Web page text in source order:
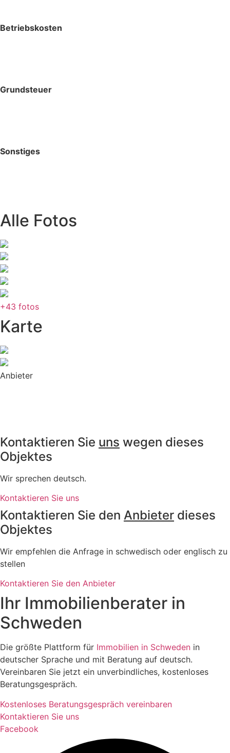
Betriebskosten
Grundsteuer
Sonstiges
Alle Fotos
+43 fotos
Karte
Anbieter
Kontaktieren Sie uns wegen dieses
Objektes
Wir sprechen deutsch.
Kontaktieren Sie uns
Kontaktieren Sie den Anbieter dieses
Objektes
Wir empfehlen die Anfrage in schwedisch oder englisch zu
stellen
Kontaktieren Sie den Anbieter
Ihr Immobilienberater in
Schweden
Die größte Plattform für Immobilien in Schweden in
deutscher Sprache und mit Beratung auf deutsch.
Vereinbaren Sie jetzt ein unverbindliches, kostenloses
Beratungsgespräch.
Kostenloses Beratungsgespräch vereinbaren
Kontaktieren Sie uns
Facebook